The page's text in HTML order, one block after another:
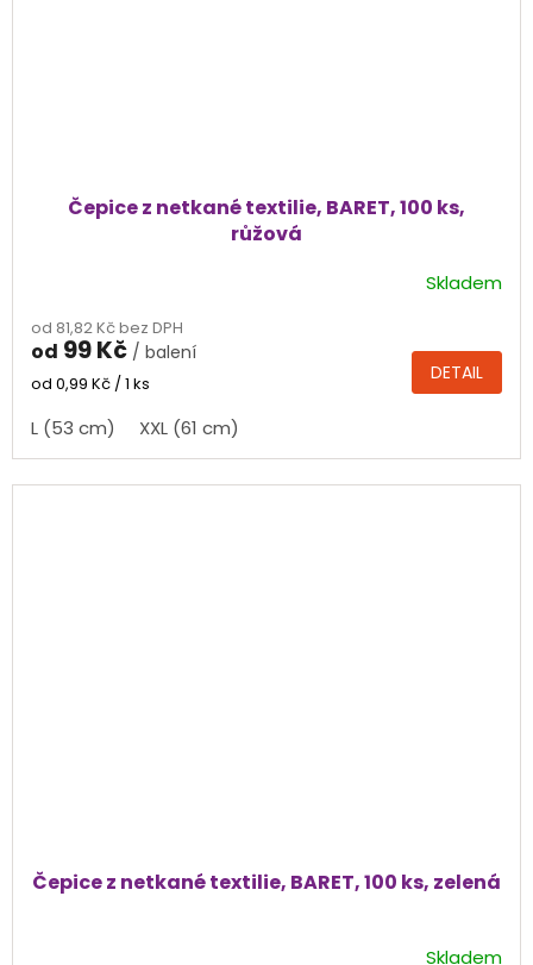
Čepice z netkané textilie, BARET, 100 ks,
růžová
Skladem
od 81,82 Kč bez DPH
od 99 Kč / balení
Měrná
od 0,99 Kč / 1 ks DETAIL
L (53 cm) XXL (61 cm)
Čepice z netkané textilie, BARET, 100 ks, zelená
Skladem